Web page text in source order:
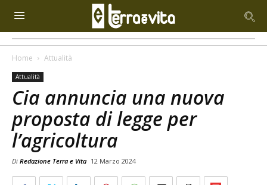
Home Attualità
Attualità
Cia annuncia una nuova
proposta di legge per
l’agricoltura
Di Redazione Terra e Vita 12 Marzo 2024